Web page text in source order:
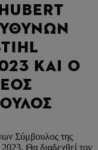
ΚΑΙ Ο
Σύμβουλος της
Θα διαδεχθεί τον